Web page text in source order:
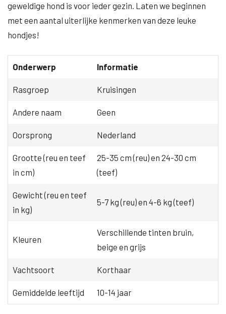
geweldige hond is voor ieder gezin. Laten we beginnen
met een aantal uiterlijke kenmerken van deze leuke
hondjes!
Onderwerp Informatie
Rasgroep Kruisingen
Andere naam Geen
Oorsprong Nederland
Grootte (reu en teef
in cm)
25-35 cm (reu) en 24-30 cm
(teef)
Gewicht (reu en teef
in kg)
5-7 kg (reu) en 4-6 kg (teef)
Kleuren
Verschillende tinten bruin,
beige en grijs
Vachtsoort Korthaar
Gemiddelde leeftijd 10-14 jaar